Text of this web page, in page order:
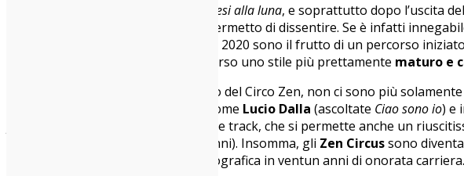
Appesi alla luna, e soprattutto dopo l’uscita
uguale a se stessi. Scusate, ma mi permetto di dissentire. Se è infatti
ancor più vero che gli Zen Circus del 2020 sono il frutto di un percorso
, li ha portati verso uno stile più prettamente maturo e
Oggi infatti, fra i punti di riferimento del Circo Zen, non ci sono più
alcuni classici della musica italiana come Lucio Dalla (ascoltate Ciao sono io) e
o della title track, che si permette anche un
parlando, non se ne sentivano da anni). Insomma, gli Zen Circussono
accogliente”, undicesima uscita discografica in ventun anni di onorata carriera.